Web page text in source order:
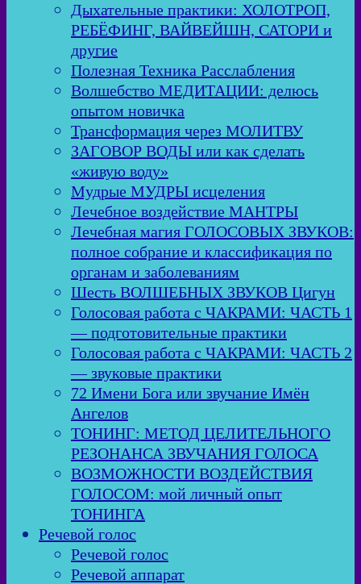
Дыхательные практики: ХОЛОТРОП,
РЕБЁФИНГ, ВАЙВЕЙШН, САТОРИ и
другие
Полезная Техника Расслабления
Волшебство МЕДИТАЦИИ: делюсь
опытом новичка
Трансформация через МОЛИТВУ
ЗАГОВОР ВОДЫ или как сделать
«живую воду»
Мудрые МУДРЫ исцеления
Лечебное воздействие МАНТРЫ
Лечебная магия ГОЛОСОВЫХ ЗВУКОВ:
полное собрание и классификация по
органам и заболеваниям
Шесть ВОЛШЕБНЫХ ЗВУКОВ Цигун
Голосовая работа с ЧАКРАМИ: ЧАСТЬ 1
— подготовительные практики
Голосовая работа с ЧАКРАМИ: ЧАСТЬ 2
— звуковые практики
72 Имени Бога или звучание Имён
Ангелов
ТОНИНГ: МЕТОД ЦЕЛИТЕЛЬНОГО
РЕЗОНАНСА ЗВУЧАНИЯ ГОЛОСА
ВОЗМОЖНОСТИ ВОЗДЕЙСТВИЯ
ГОЛОСОМ: мой личный опыт
ТОНИНГА
Речевой голос
Речевой голос
Речевой аппарат